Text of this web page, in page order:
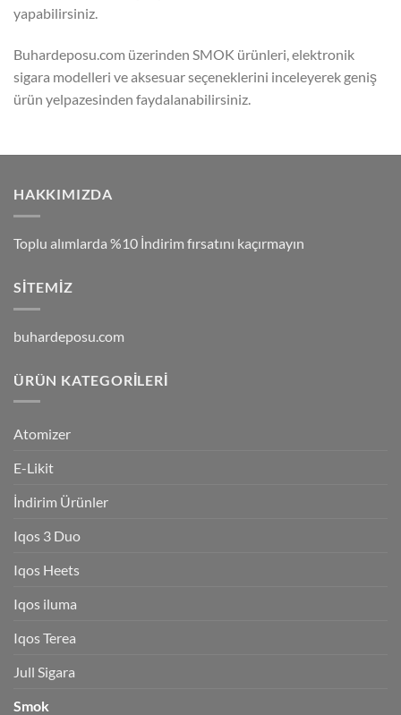
yapabilirsiniz.
Buhardeposu.com üzerinden SMOK ürünleri, elektronik
sigara modelleri ve aksesuar seçeneklerini inceleyerek geniş
ürün yelpazesinden faydalanabilirsiniz.
HAKKIMIZDA
Toplu alımlarda %10 İndirim fırsatını kaçırmayın
SITEMIZ
buhardeposu.com
ÜRÜN KATEGORILERI
Atomizer
E-Likit
İndirim Ürünler
Iqos 3 Duo
Iqos Heets
Iqos iluma
Iqos Terea
Jull Sigara
Smok